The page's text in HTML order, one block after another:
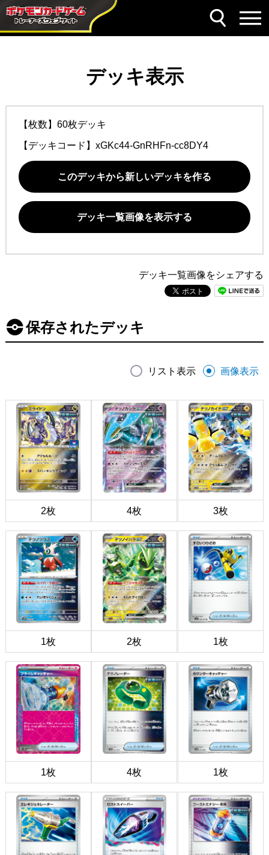
デッキ表示
【枚数】60枚デッキ
【デッキコード】 xGKc44-GnRHFn-cc8DY4
このデッキから新しいデッキを作る
デッキ一覧画像を表示する
デッキ一覧画像をシェアする
保存されたデッキ
リスト表示 画像表示
2枚 4枚 3枚
1枚 2枚 1枚
1枚 4枚 1枚